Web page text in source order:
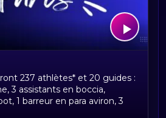
237 athlètes* et 20 guides :
3 assistants en boccia,
1 barreur en para aviron, 3